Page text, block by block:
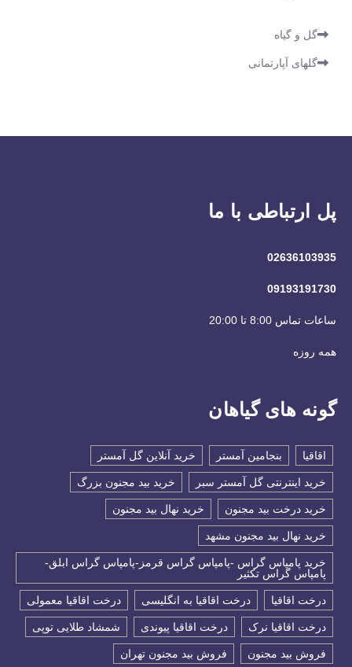
گل و گیاه
گلهای آپارتمانی
پل ارتباطی با ما
02636103935
09193191730
ساعات تماس 8:00 تا 20:00
همه روزه
گونه های گیاهان
اقاقیا بنجامین آمستر خرید آنلاین گل آمستر
خرید اینترنتی گل آمستر سبر خرید بید مجنون بزرگ
خرید درخت بید مجنون خرید نهال بید مجنون
خرید نهال بید مجنون مشهد
خرید پامپاس گراس -پامپاس گراس قرمز-پامپاس گراس ابلق-
پامپاس گراس تکثیر
درخت اقاقیا درخت اقاقیا به انگلیسی درخت اقاقیا معمولی
درخت اقاقیا نرک درخت اقاقیا پیوندی شمشاد طلایی توپی
فروش بید مجنون فروش بید مجنون تهران